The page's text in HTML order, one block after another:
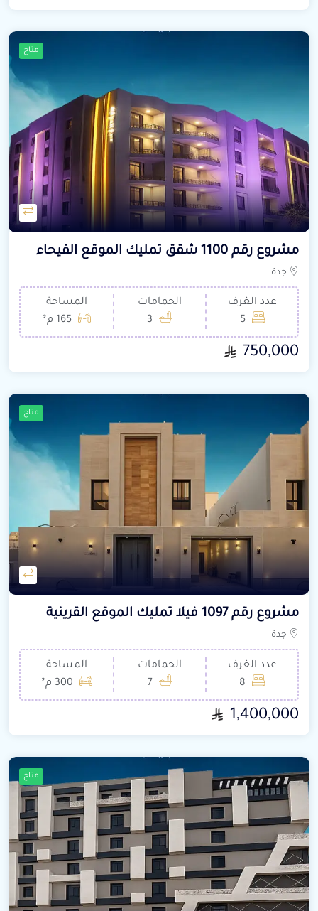
متاح
مشروع رقم 1100 شقق تمليك الموقع الفيحاء
جدة
عدد الغرف
5
الحمامات
3
المساحة
165 م²
750,000
متاح
مشروع رقم 1097 فيلا تمليك الموقع القرينية
جدة
عدد الغرف
8
الحمامات
7
المساحة
300 م²
1,400,000
متاح